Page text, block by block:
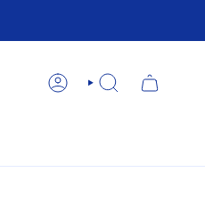
COMPTE RECHERCHE